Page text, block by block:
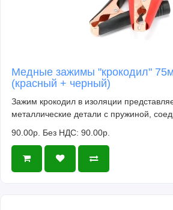
Медные зажимы "крокодил"
(красный + черный)
Зажим крокодил в изоляции
металлические детали с пружиной,
90.00р. Без НДС: 90.00р.